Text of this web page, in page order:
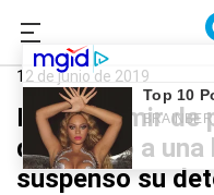
0221.com.ar
12 de junio de 2019
Piden eximir de
que atacó a una
suspenso su